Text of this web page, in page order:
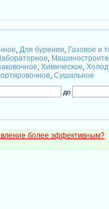
Для бурения
Газовое и
Химическое
Сушильное
до
более эффективным?